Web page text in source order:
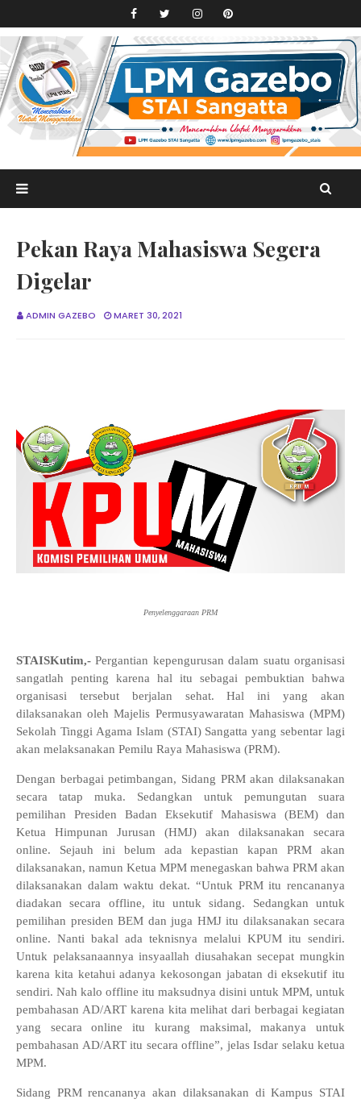
Pekan Raya Mahasiswa Segera
Digelar
ADMIN GAZEBO MARET 30, 2021
Penyelenggaraan PRM
STAISKutim,- Pergantian kepengurusan dalam suatu organisasi
sangatlah penting karena hal itu sebagai pembuktian bahwa
organisasi tersebut berjalan sehat. Hal ini yang akan
dilaksanakan oleh Majelis Permusyawaratan Mahasiswa (MPM)
Sekolah Tinggi Agama Islam (STAI) Sangatta yang sebentar lagi
akan melaksanakan Pemilu Raya Mahasiswa (PRM).
Dengan berbagai petimbangan, Sidang PRM akan dilaksanakan
secara tatap muka. Sedangkan untuk pemungutan suara
pemilihan Presiden Badan Eksekutif Mahasiswa (BEM) dan
Ketua Himpunan Jurusan (HMJ) akan dilaksanakan secara
online. Sejauh ini belum ada kepastian kapan PRM akan
dilaksanakan, namun Ketua MPM menegaskan bahwa PRM akan
dilaksanakan dalam waktu dekat. “Untuk PRM itu rencananya
diadakan secara offline, itu untuk sidang. Sedangkan untuk
pemilihan presiden BEM dan juga HMJ itu dilaksanakan secara
online. Nanti bakal ada teknisnya melalui KPUM itu sendiri.
Untuk pelaksanaannya insyaallah diusahakan secepat mungkin
karena kita ketahui adanya kekosongan jabatan di eksekutif itu
sendiri. Nah kalo offline itu maksudnya disini untuk MPM, untuk
pembahasan AD/ART karena kita melihat dari berbagai kegiatan
yang secara online itu kurang maksimal, makanya untuk
pembahasan AD/ART itu secara offline”, jelas Isdar selaku ketua
MPM.
Sidang PRM rencananya akan dilaksanakan di Kampus STAI